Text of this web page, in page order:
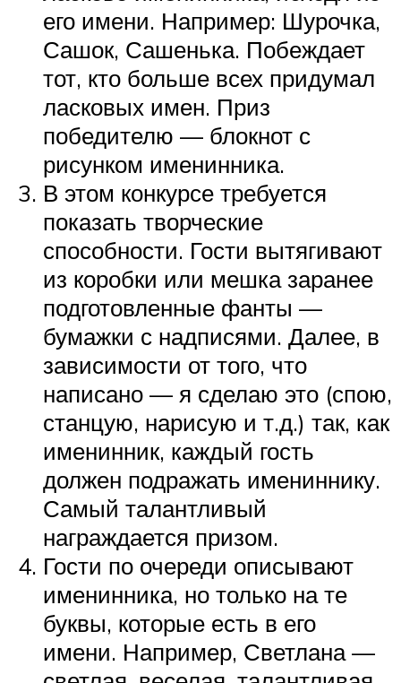
его имени. Например: Шурочка,
Сашок, Сашенька. Побеждает
тот, кто больше всех придумал
ласковых имен. Приз
победителю — блокнот с
рисунком именинника.
В этом конкурсе требуется
показать творческие
способности. Гости вытягивают
из коробки или мешка заранее
подготовленные фанты —
бумажки с надписями. Далее, в
зависимости от того, что
написано — я сделаю это (спою,
станцую, нарисую и т.д.) так, как
именинник, каждый гость
должен подражать имениннику.
Самый талантливый
награждается призом.
Гости по очереди описывают
именинника, но только на те
буквы, которые есть в его
имени. Например, Светлана —